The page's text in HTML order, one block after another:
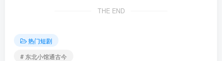
THE END
热门短剧
# 东北小馆通古今